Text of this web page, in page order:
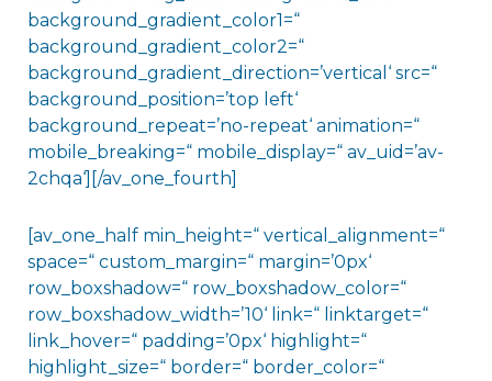
background_gradient_color1=“
background_gradient_color2=“
background_gradient_direction=’vertical‘ src=“
background_position=’top left‘
background_repeat=’no-repeat‘ animation=“
mobile_breaking=“ mobile_display=“ av_uid=’av-
2chqa‘][/av_one_fourth]
[av_one_half min_height=“ vertical_alignment=“
space=“ custom_margin=“ margin=’0px‘
row_boxshadow=“ row_boxshadow_color=“
row_boxshadow_width=’10‘ link=“ linktarget=“
link_hover=“ padding=’0px‘ highlight=“
highlight_size=“ border=“ border_color=“